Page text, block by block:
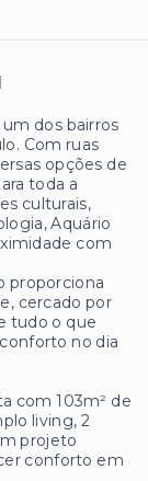
dos bairros
Com ruas
opções de
toda a
culturais,
Aquário
com
proporciona
cercado por
tudo o que
no dia
com 103m² de
living, 2
projeto
conforto em